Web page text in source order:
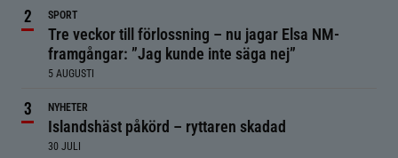
SPORT
Tre veckor till förlossning – nu jagar Elsa NM-
framgångar: ”Jag kunde inte säga nej”
5 AUGUSTI
NYHETER
Islandshäst påkörd – ryttaren skadad
30 JULI